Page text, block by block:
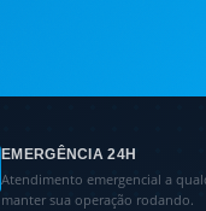
EMERGÊNCIA 24H
Atendimento emergencial a
manter sua operação rodando.